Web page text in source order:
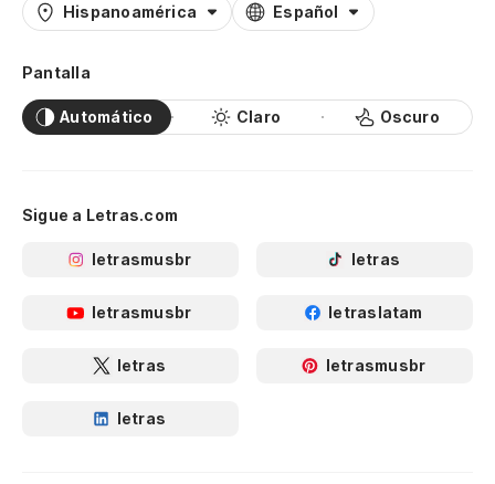
Hispanoamérica Español
Pantalla
Automático Claro Oscuro
Sigue a Letras.com
letrasmusbr letras
letrasmusbr letraslatam
letras letrasmusbr
letras